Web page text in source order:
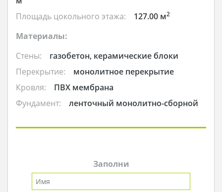
Площадь цокольного этажа:
127.00 м2
Материалы:
Стены:
газобетон, керамические блоки
Перекрытие:
монолитное перекрытие
Кровля:
ПВХ мембрана
Фундамент:
ленточный монолитно-сборной
Заполни